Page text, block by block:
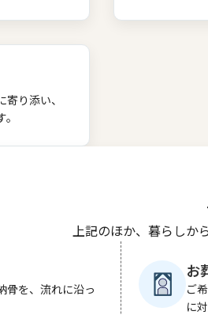
り添い、
上記のほか、暮らしか
骨を、流れに沿っ
お
ご
に